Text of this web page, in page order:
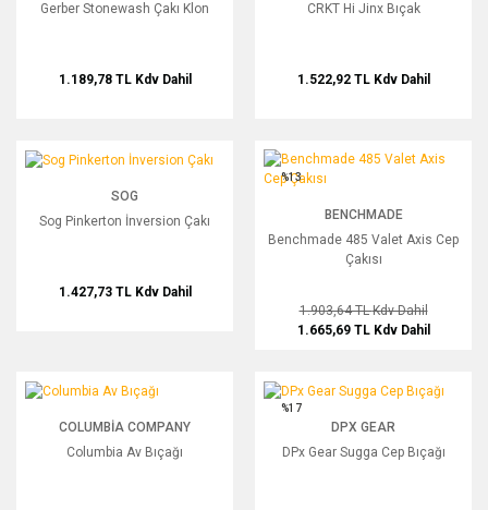
Gerber Stonewash Çakı Klon
1.189,78 TL Kdv Dahil
CRKT Hi Jinx Bıçak
1.522,92 TL Kdv Dahil
Sog Pinkerton İnversion Çakı
SOG
Sog Pinkerton İnversion Çakı
1.427,73 TL Kdv Dahil
Benchmade 485 Valet Axis Cep
%13
BENCHMADE
Benchmade 485 Valet Axis Cep
Çakısı
1.903,64 TLKdv Dahil
1.665,69 TL Kdv Dahil
Columbia Av Bıçağı
COLUMBIA COMPANY
Columbia Av Bıçağı
DPx Gear Sugga Cep Bıçağı
%17
DPX GEAR
DPx Gear Sugga Cep Bıçağı